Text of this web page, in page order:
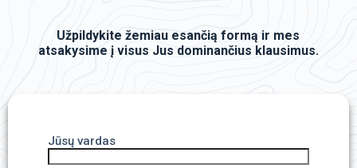
Užpildykite žemiau esančią formą ir mes
atsakysime į visus Jus dominančius klausimus.
Jūsų vardas